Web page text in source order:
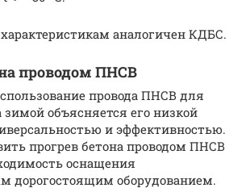
аналогичен КДБС.
проводом ПНСВ
провода ПНСВ для
зимой объясняется его низкой
и эффективностью.
прогрев бетона проводом ПНСВ
оснащения
дорогостоящим оборудованием.